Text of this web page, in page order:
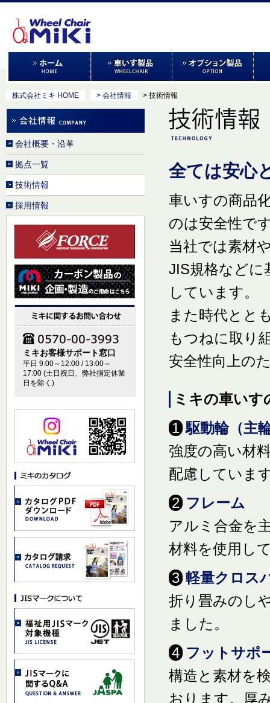
株式会社ミキ HOME > 会社情報 > 技術情報
全ては安心
車いすの商品
のは安全性で
当社では素材
JIS規格などに
しています。
また時代とと
もつねに取り
安全性向上の
ミキの車いす
1 駆動輪（主
強度の高い材
配慮していま
2 フレーム
アルミ合金を
材料を使用し
3 軽量クロス
折り畳みのし
ました。
4 フットサポ
構造と素材を
おります。厚
会社概要・沿革
拠点一覧
技術情報
採用情報
ミキお客様サポート窓口
平日 9:00～12:00 / 13:00～
17:00 (土日祝日、弊社指定休業
日を除く)